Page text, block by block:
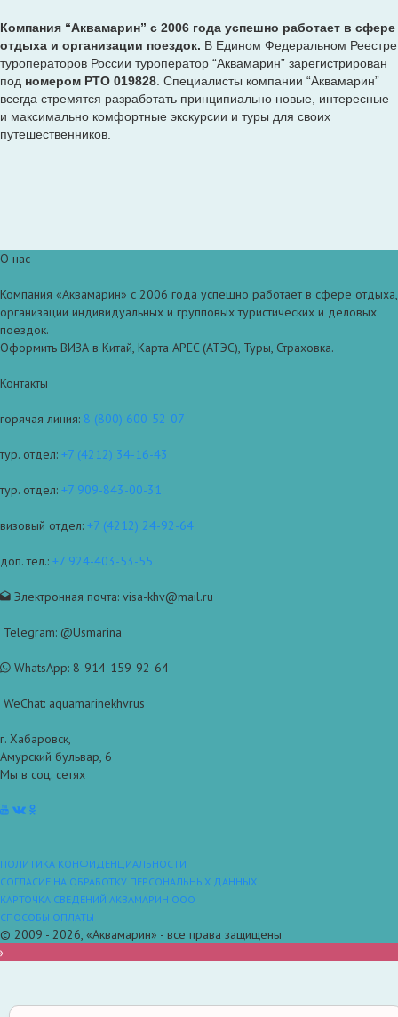
Компания “Аквамарин” с 2006 года успешно работает в сфере
отдыха и организации поездок. В Едином Федеральном Реестре
туроператоров России туроператор “Аквамарин” зарегистрирован
под номером РТО 019828 . Специалисты компании “Аквамарин”
всегда стремятся разработать принципиально новые, интересные
и максимально комфортные экскурсии и туры для своих
путешественников.
О нас
Компания «Аквамарин» с 2006 года успешно работает в сфере отдыха,
организации индивидуальных и групповых туристических и деловых
поездок.
Оформить ВИЗА в Китай, Карта APEC (АТЭС), Туры, Страховка.
Контакты
горячая линия: 8 (800) 600-52-07
тур. отдел: +7 (4212) 34-16-43
тур. отдел: +7 909-843-00-31
визовый отдел: +7 (4212) 24-92-64
доп. тел.: +7 924-403-53-55
Электронная почта: visa-khv@mail.ru
Telegram: @Usmarina
WhatsApp: 8-914-159-92-64
WeChat: aquamarinekhvrus
г. Хабаровск,
Амурский бульвар, 6
Мы в соц. сетях
ПОЛИТИКА КОНФИДЕНЦИАЛЬНОСТИ
СОГЛАСИЕ НА ОБРАБОТКУ ПЕРСОНАЛЬНЫХ ДАННЫХ
КАРТОЧКА СВЕДЕНИЙ АКВАМАРИН ООО
СПОСОБЫ ОПЛАТЫ
© 2009 - 2026, «Аквамарин» - все права защищены